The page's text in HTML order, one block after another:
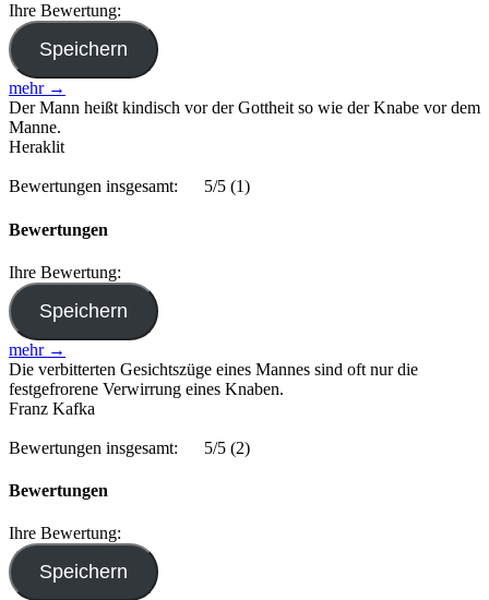
Ihre Bewertung:
mehr →
Der Mann heißt kindisch vor der Gottheit so wie der Knabe vor dem
Manne.
Heraklit
Bewertungen insgesamt: 5/5 (1)
Bewertungen
Ihre Bewertung:
mehr →
Die verbitterten Gesichtszüge eines Mannes sind oft nur die
festgefrorene Verwirrung eines Knaben.
Franz Kafka
Bewertungen insgesamt: 5/5 (2)
Bewertungen
Ihre Bewertung: